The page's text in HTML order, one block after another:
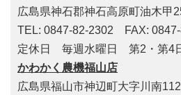
広島県神石郡神石高原町油木甲
TEL: 0847-82-2302 FAX:
定休日 毎週水曜日 第2・第4
かわかく農機福山店
広島県福山市神辺町大字川南